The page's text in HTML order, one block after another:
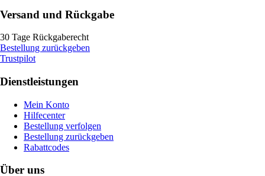
Versand und Rückgabe
30 Tage Rückgaberecht
Bestellung zurückgeben
Trustpilot
Dienstleistungen
Mein Konto
Hilfecenter
Bestellung verfolgen
Bestellung zurückgeben
Rabattcodes
Über uns